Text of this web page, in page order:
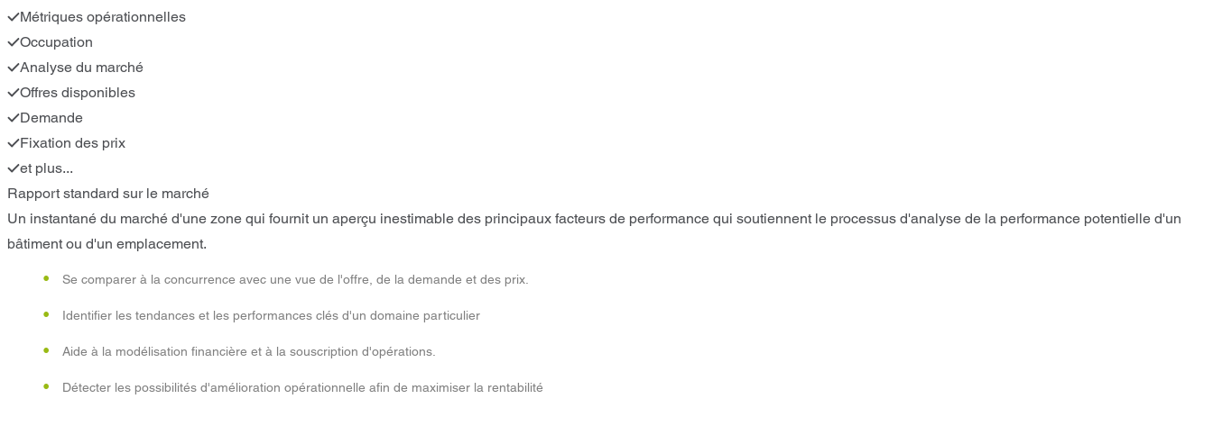
Métriques opérationnelles
Occupation
Analyse du marché
Offres disponibles
Demande
Fixation des prix
et plus...
Rapport standard sur le marché
Un instantané du marché d'une zone qui fournit un aperçu inestimable des principaux facteurs de performance qui soutiennent le processus d'analyse de la performance potentielle d'un
bâtiment ou d'un emplacement.
Se comparer à la concurrence avec une vue de l'offre, de la demande et des prix.
Identifier les tendances et les performances clés d'un domaine particulier
Aide à la modélisation financière et à la souscription d'opérations.
Détecter les possibilités d'amélioration opérationnelle afin de maximiser la rentabilité